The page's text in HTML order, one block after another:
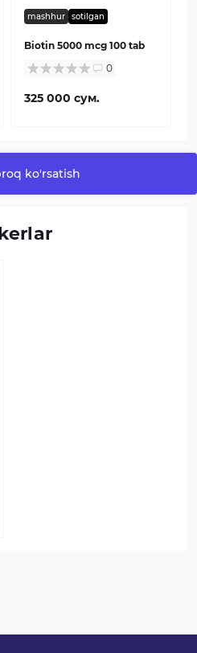
mashhur sotilgan
Biotin 5000 mcg 100 tab
0
325 000 сум.
ko'rsatish